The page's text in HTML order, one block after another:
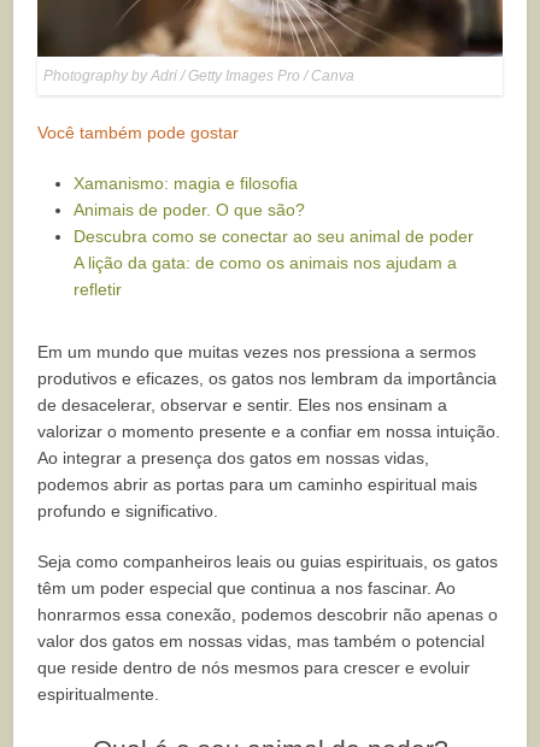
Photography by Adri / Getty Images Pro / Canva
Você também pode gostar
Xamanismo: magia e filosofia
Animais de poder. O que são?
Descubra como se conectar ao seu animal de poder
A lição da gata: de como os animais nos ajudam a
refletir
Em um mundo que muitas vezes nos pressiona a sermos
produtivos e eficazes, os gatos nos lembram da importância
de desacelerar, observar e sentir. Eles nos ensinam a
valorizar o momento presente e a confiar em nossa intuição.
Ao integrar a presença dos gatos em nossas vidas,
podemos abrir as portas para um caminho espiritual mais
profundo e significativo.
Seja como companheiros leais ou guias espirituais, os gatos
têm um poder especial que continua a nos fascinar. Ao
honrarmos essa conexão, podemos descobrir não apenas o
valor dos gatos em nossas vidas, mas também o potencial
que reside dentro de nós mesmos para crescer e evoluir
espiritualmente.